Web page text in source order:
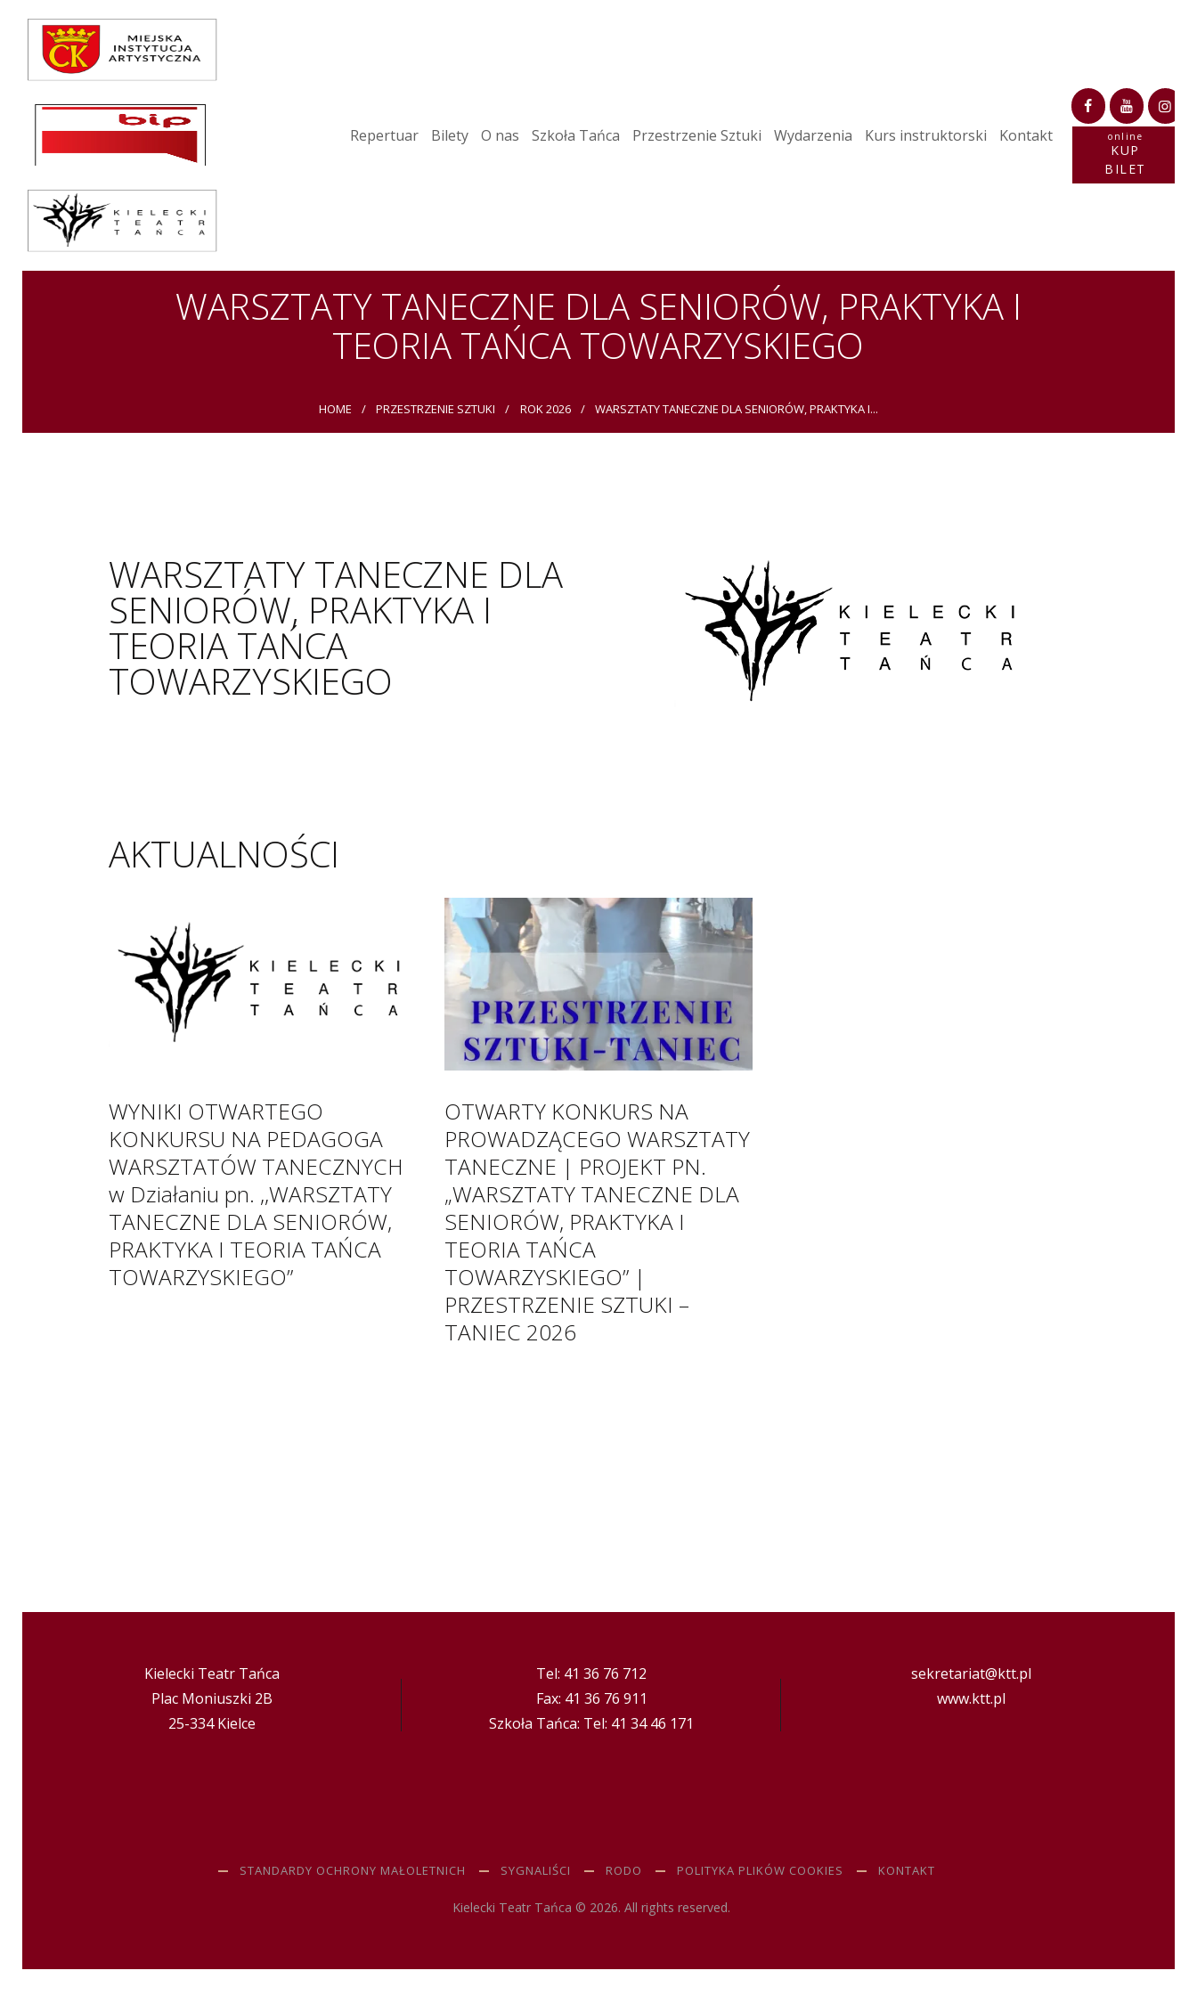
Repertuar Bilety O nas Szkoła Tańca Przestrzenie Sztuki Wydarzenia Kurs instruktorski Kontakt online
KUP
BILET
WARSZTATY TANECZNE DLA SENIORÓW, PRAKTYKA I
TEORIA TAŃCA TOWARZYSKIEGO
HOME PRZESTRZENIE SZTUKI ROK 2026 WARSZTATY TANECZNE DLA SENIORÓW, PRAKTYKA I...
Repertuar
Teatr / Zespół
Szkoła
Przestrzenie Sztuki
Warsztaty
Festiwal
Kurs instruktorski
WARSZTATY TANECZNE DLA
SENIORÓW, PRAKTYKA I
TEORIA TAŃCA
TOWARZYSKIEGO
AKTUALNOŚCI
WYNIKI OTWARTEGO
KONKURSU NA PEDAGOGA
WARSZTATÓW TANECZNYCH
w Działaniu pn. ,,WARSZTATY
TANECZNE DLA SENIORÓW,
PRAKTYKA I TEORIA TAŃCA
TOWARZYSKIEGO”
OTWARTY KONKURS NA
PROWADZĄCEGO WARSZTATY
TANECZNE | PROJEKT PN.
„WARSZTATY TANECZNE DLA
SENIORÓW, PRAKTYKA I
TEORIA TAŃCA
TOWARZYSKIEGO” |
PRZESTRZENIE SZTUKI –
TANIEC 2026
Kielecki Teatr Tańca
Plac Moniuszki 2B
25-334 Kielce
Tel: 41 36 76 712
Fax: 41 36 76 911
Szkoła Tańca: Tel: 41 34 46 171
sekretariat@ktt.pl
www.ktt.pl
STANDARDY OCHRONY MAŁOLETNICH SYGNALIŚCI RODO POLITYKA PLIKÓW COOKIES KONTAKT
Kielecki Teatr Tańca © 2026. All rights reserved.